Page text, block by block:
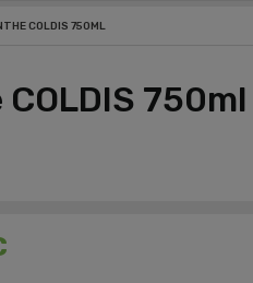
COLDIS 750ML
750ml